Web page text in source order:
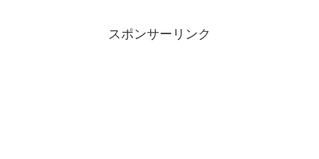
スポンサーリンク